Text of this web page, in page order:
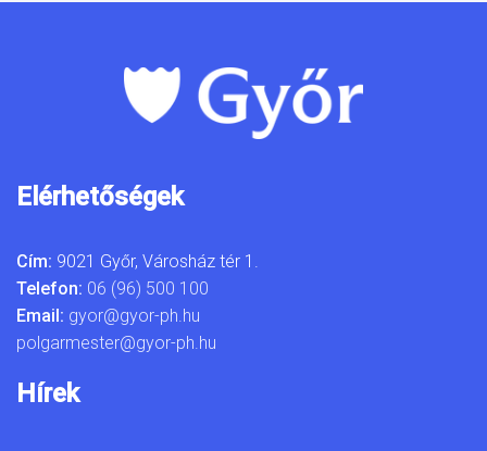
Elérhetőségek
Cím: 9021 Győr, Városház tér 1.
Telefon: 06 (96) 500 100
Email: gyor@gyor-ph.hu
polgarmester@gyor-ph.hu
Hírek